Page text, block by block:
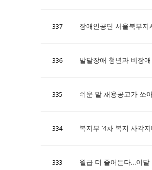
337 장애인공단 서울북부지
336 발달장애 청년과 비장
335 쉬운 말 채용공고가 쏘
334 복지부 ‘4차 복지 사각
333 월급 더 줄어든다…이달